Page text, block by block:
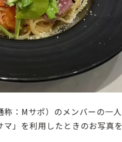
：Mサポ）のメンバーの一
」を利用したときのお写真